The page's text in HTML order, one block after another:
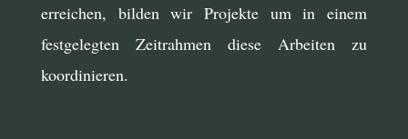
erreichen, bilden wir Projekte um in einem
festgelegten Zeitrahmen diese Arbeiten zu
koordinieren.